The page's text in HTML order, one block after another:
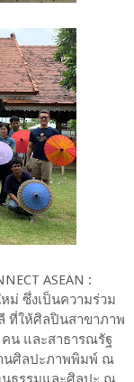
ASEAN :
ม่ ซึ่งเป็นความร่วม
ที่ให้ศิลปินสาขาภาพ
คน และสาธารณรัฐ
านศิลปะภาพพิมพ์ ณ